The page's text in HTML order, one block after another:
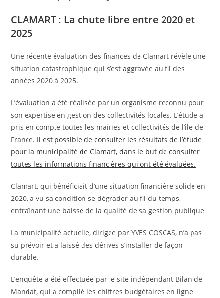
CLAMART : La chute libre entre 2020 et
2025
Une récente évaluation des finances de Clamart révèle une
situation catastrophique qui s’est aggravée au fil des
années 2020 à 2025.
L’évaluation a été réalisée par un organisme reconnu pour
son expertise en gestion des collectivités locales. L’étude a
pris en compte toutes les mairies et collectivités de l’île-de-
France. Il est possible de consulter les résultats de l’étude
pour la municipalité de Clamart, dans le but de consulter
toutes les informations financières qui ont été évaluées.
Clamart, qui bénéficiait d’une situation financière solide en
2020, a vu sa condition se dégrader au fil du temps,
entraînant une baisse de la qualité de sa gestion publique
La municipalité actuelle, dirigée par YVES COSCAS, n’a pas
su prévoir et a laissé des dérives s’installer de façon
durable.
L’enquête a été effectuée par le site indépendant Bilan de
Mandat, qui a compilé les chiffres budgétaires en ligne